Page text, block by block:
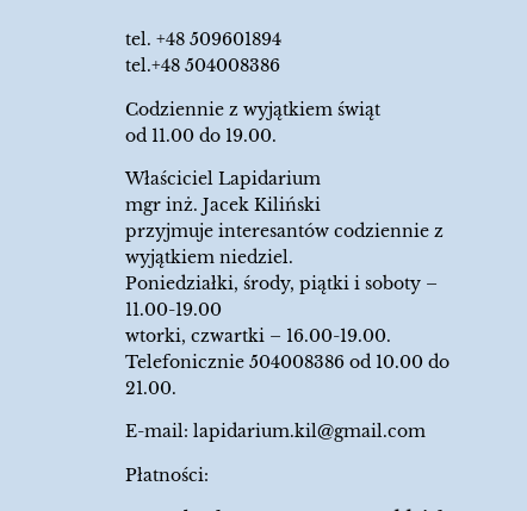
tel.+48 509601894
tel.+48 504008386
Codziennie z wyjątkiem świąt
od 11.00 do 19.00.
Właściciel Lapidarium
mgr inż. Jacek Kiliński
przyjmuje interesantów codziennie z
wyjątkiem niedziel.
Poniedziałki, środy, piątki i soboty –
11.00-19.00
wtorki, czwartki – 16.00-19.00.
Telefonicznie 504008386 od 10.00 do
21.00.
E-mail:lapidarium.kil@gmail.com
Płatności: